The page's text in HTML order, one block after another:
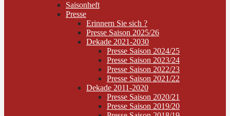
Saisonheft
Presse
Erinnern Sie sich ?
Presse Saison 2025/26
Dekade 2021-2030
Presse Saison 2024/25
Presse Saison 2023/24
Presse Saison 2022/23
Presse Saison 2021/22
Dekade 2011-2020
Presse Saison 2020/21
Presse Saison 2019/20